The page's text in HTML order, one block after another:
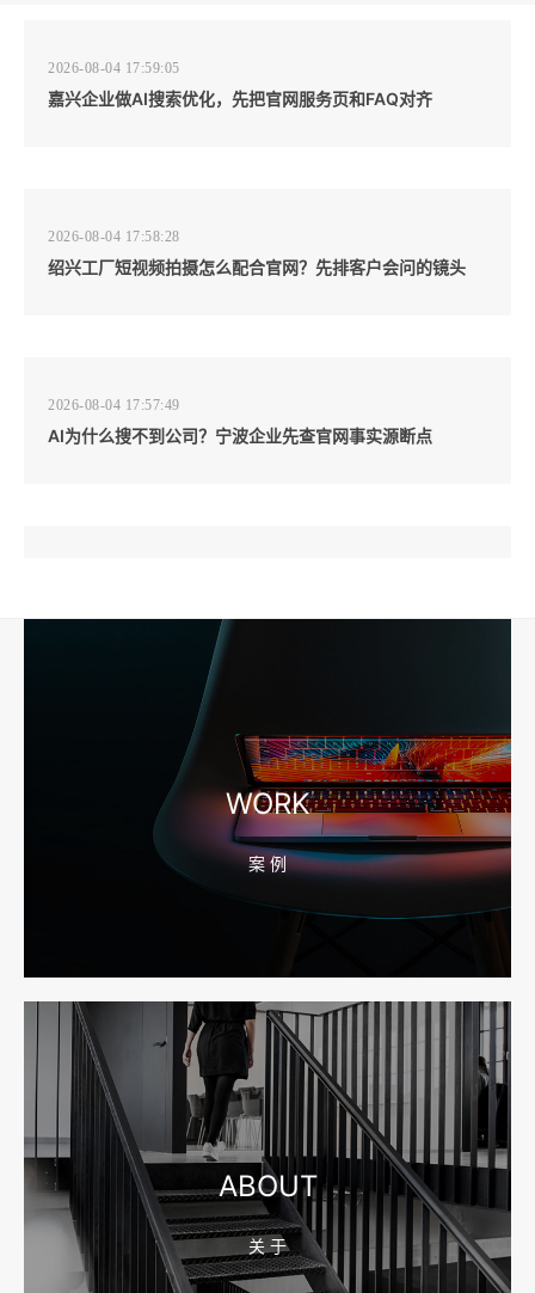
2026-08-04 17:59:05
嘉兴企业做AI搜索优化，先把官网服务页和FAQ对齐
2026-08-04 17:58:28
绍兴工厂短视频拍摄怎么配合官网？先排客户会问的镜头
2026-08-04 17:57:49
AI为什么搜不到公司？宁波企业先查官网事实源断点
宁波高端网站建设公司推荐，移动端验收别放到最后
宁波网站建设报价怎么看？合同、源码和后台要先写清
2026-08-04 17:55:09
宁波制造业网站建设公司怎么选？先看产品询盘字段
2026-08-02 17:58:44
工厂短视频拍摄后，怎样放进官网帮助客户判断实力
WORK
案 例
ABOUT
关 于